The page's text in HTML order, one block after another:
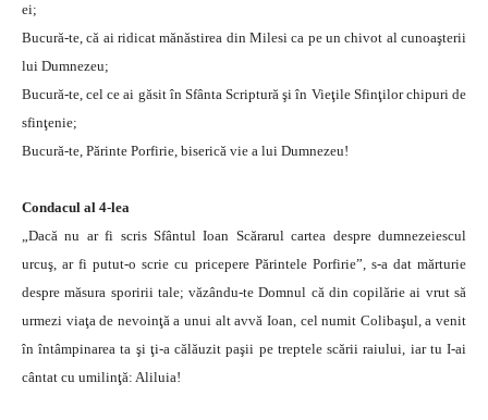
ei;
Bucură-te, că ai ridicat mănăstirea din Milesi ca pe un chivot al cunoaşterii
lui Dumnezeu;
Bucură-te, cel ce ai găsit în Sfânta Scriptură şi în Vieţile Sfinţilor chipuri de
sfinţenie;
Bucură-te, Părinte Porfirie, biserică vie a lui Dumnezeu!
Condacul al 4-lea
„Dacă nu ar fi scris Sfântul Ioan Scărarul cartea despre dumnezeiescul
urcuş, ar fi putut-o scrie cu pricepere Părintele Porfirie”, s-a dat mărturie
despre măsura sporirii tale; văzându-te Domnul că din copilărie ai vrut să
urmezi viaţa de nevoinţă a unui alt avvă Ioan, cel numit Colibaşul, a venit
în întâmpinarea ta şi ţi-a călăuzit paşii pe treptele scării raiului, iar tu I-ai
cântat cu umilinţă: Aliluia!